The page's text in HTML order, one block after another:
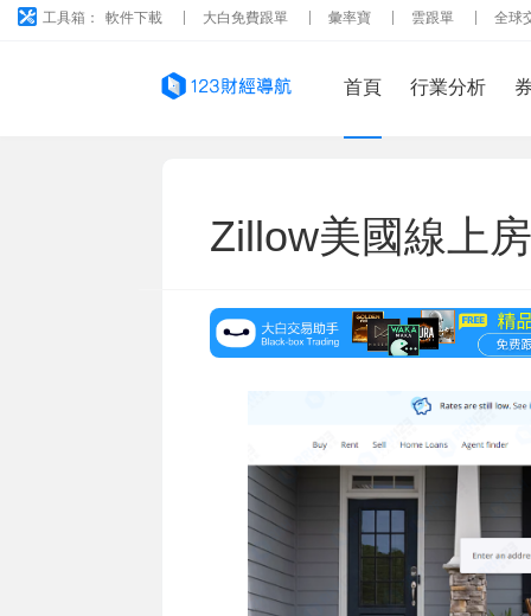
工具箱： 軟件下載 大白免費跟單 彙率寶 雲跟單 全球
首頁 行業分析
Zillow美國線上